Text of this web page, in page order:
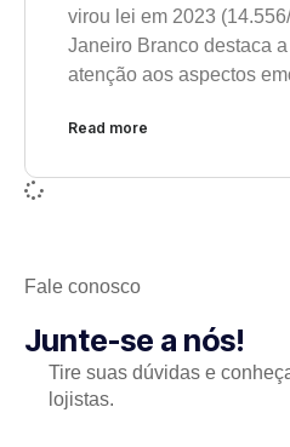
virou lei em 2023
Janeiro Branco destaca
atenção aos aspectos
Read more
Fale conosco
Junte-se a nós!
Tire suas dúvidas e
lojistas.